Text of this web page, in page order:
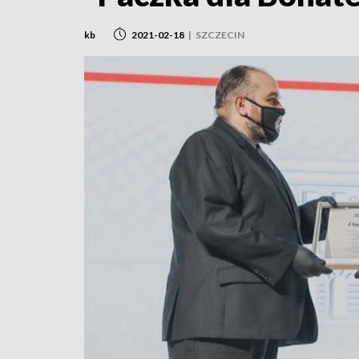
kb 2021-02-18 | SZCZECIN